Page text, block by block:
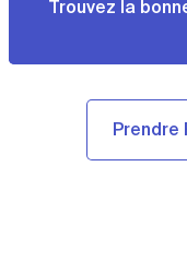
Trouvez la
Prendre